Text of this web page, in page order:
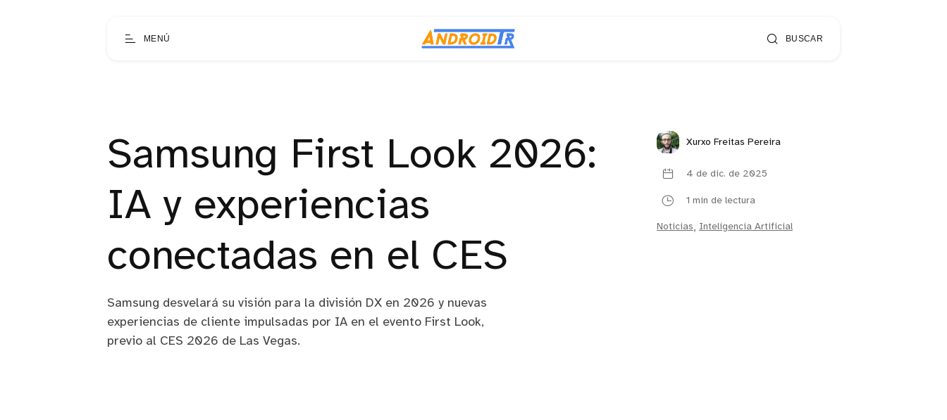
MENÚ BUSCAR
Samsung First Look 2026:
IA y experiencias
conectadas en el CES
Samsung desvelará su visión para la división DX en 2026 y nuevas
experiencias de cliente impulsadas por IA en el evento First Look,
previo al CES 2026 de Las Vegas.
Xurxo Freitas Pereira
4 de dic. de 2025
1 min de lectura
Noticias, Inteligencia Artificial